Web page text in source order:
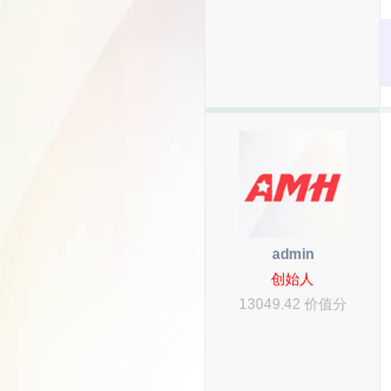
admin
创始人
13049.42 价值分